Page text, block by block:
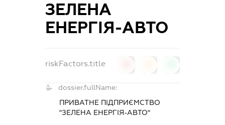
ЗЕЛЕНА
ЕНЕРГІЯ-АВТО
riskFactors.title
dossier.fullName:
ПРИВАТНЕ ПІДПРИЄМСТВО
"ЗЕЛЕНА ЕНЕРГІЯ-АВТО"